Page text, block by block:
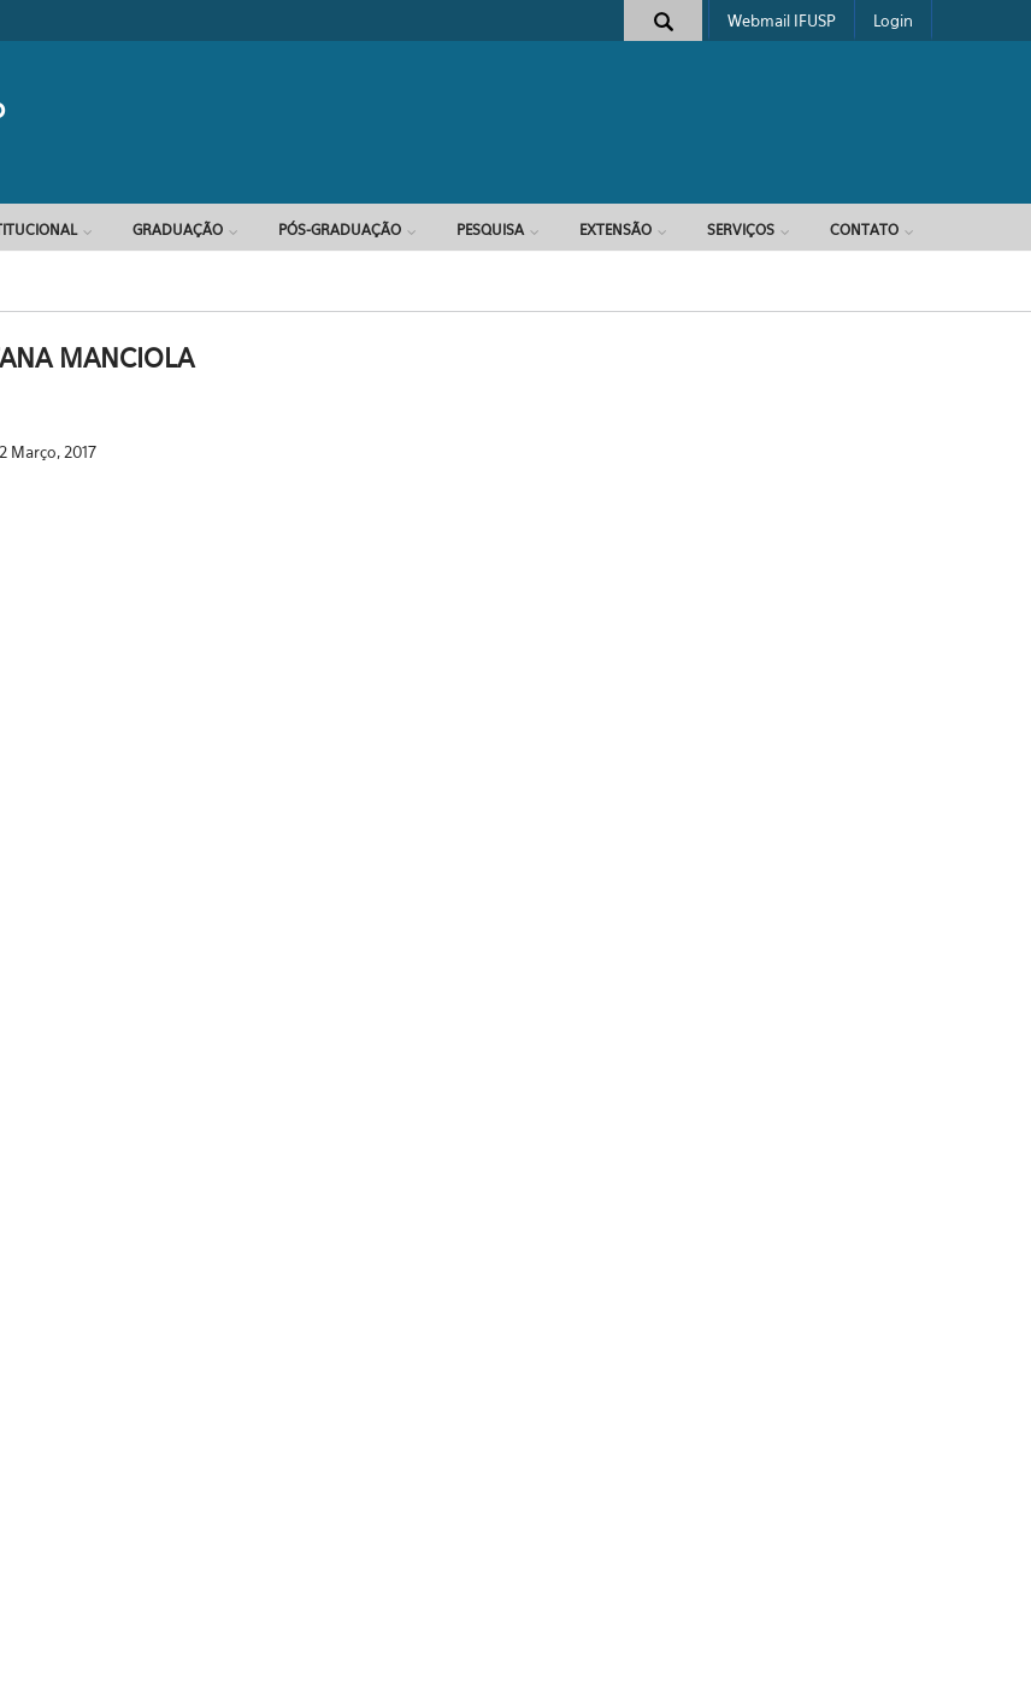
Formulário de busca
Webmail IFUSP Login
GRADUAÇÃO PÓS-GRADUAÇÃO PESQUISA EXTENSÃO SERVIÇOS CONTATO
MANCIOLA
Março, 2017